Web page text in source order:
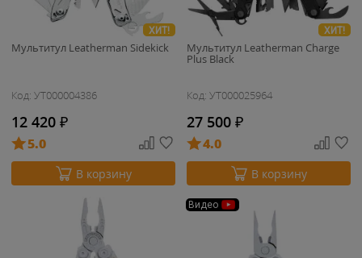
ХИТ!
Мультитул Leatherman Sidekick
Код: УТ000004386
12 420 ₽
5.0
В корзину
ХИТ!
Мультитул Leatherman Charge
Plus Black
Код: УТ000025964
27 500 ₽
4.0
В корзину
Видео